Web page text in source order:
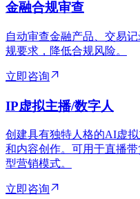
金融合规审查
自动审查金融产品、交易
规要求，降低合规风险。
立即咨询
IP虚拟主播/数字人
创建具有独特人格的AI虚
和内容创作。可用于直播
型营销模式。
立即咨询